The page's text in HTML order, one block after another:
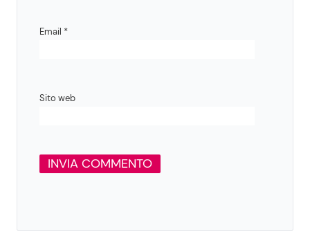
Email *
Sito web